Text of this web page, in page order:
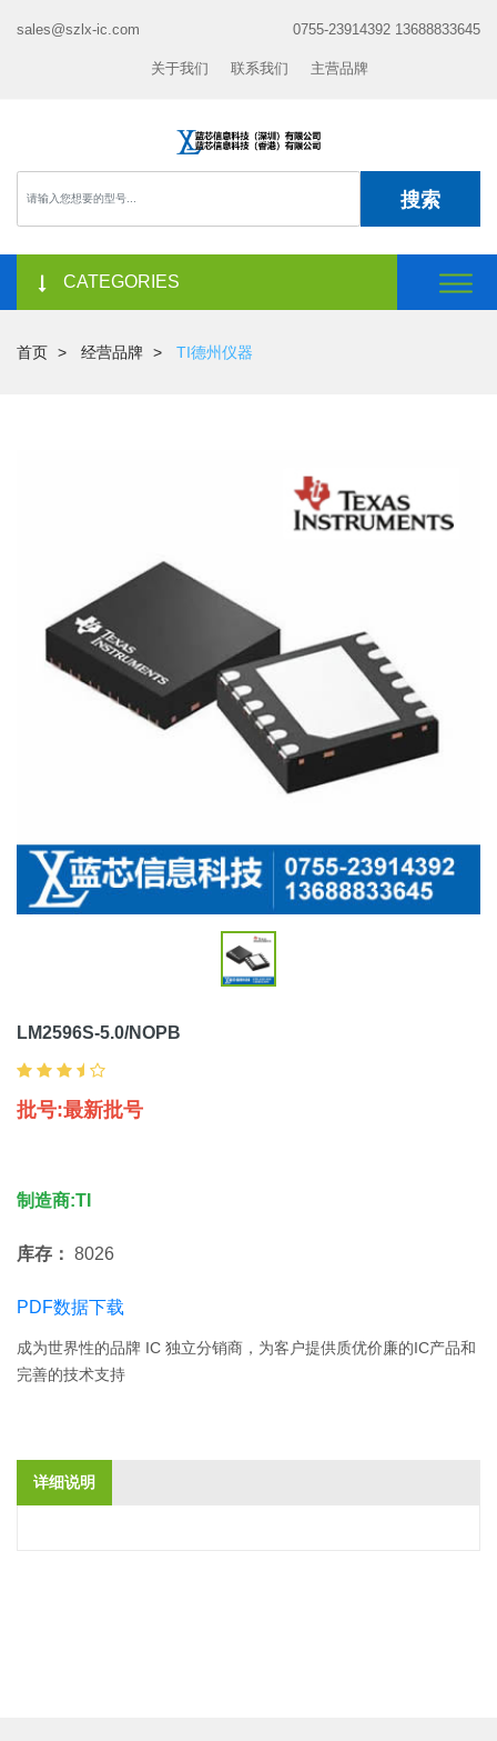
sales@szlx-ic.com 0755-23914392 13688833645
关于我们 联系我们 主营品牌
搜索
CATEGORIES
首页 经营品牌 TI德州仪器
LM2596S-5.0/NOPB
批号:最新批号
制造商:TI
库存： 8026
PDF数据下载
成为世界性的品牌 IC 独立分销商，为客户提供质优价廉的IC产品和
完善的技术支持
详细说明